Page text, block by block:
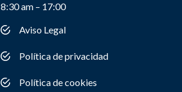
8:30 am – 17:00
Aviso Legal
Política de privacidad
Política de cookies